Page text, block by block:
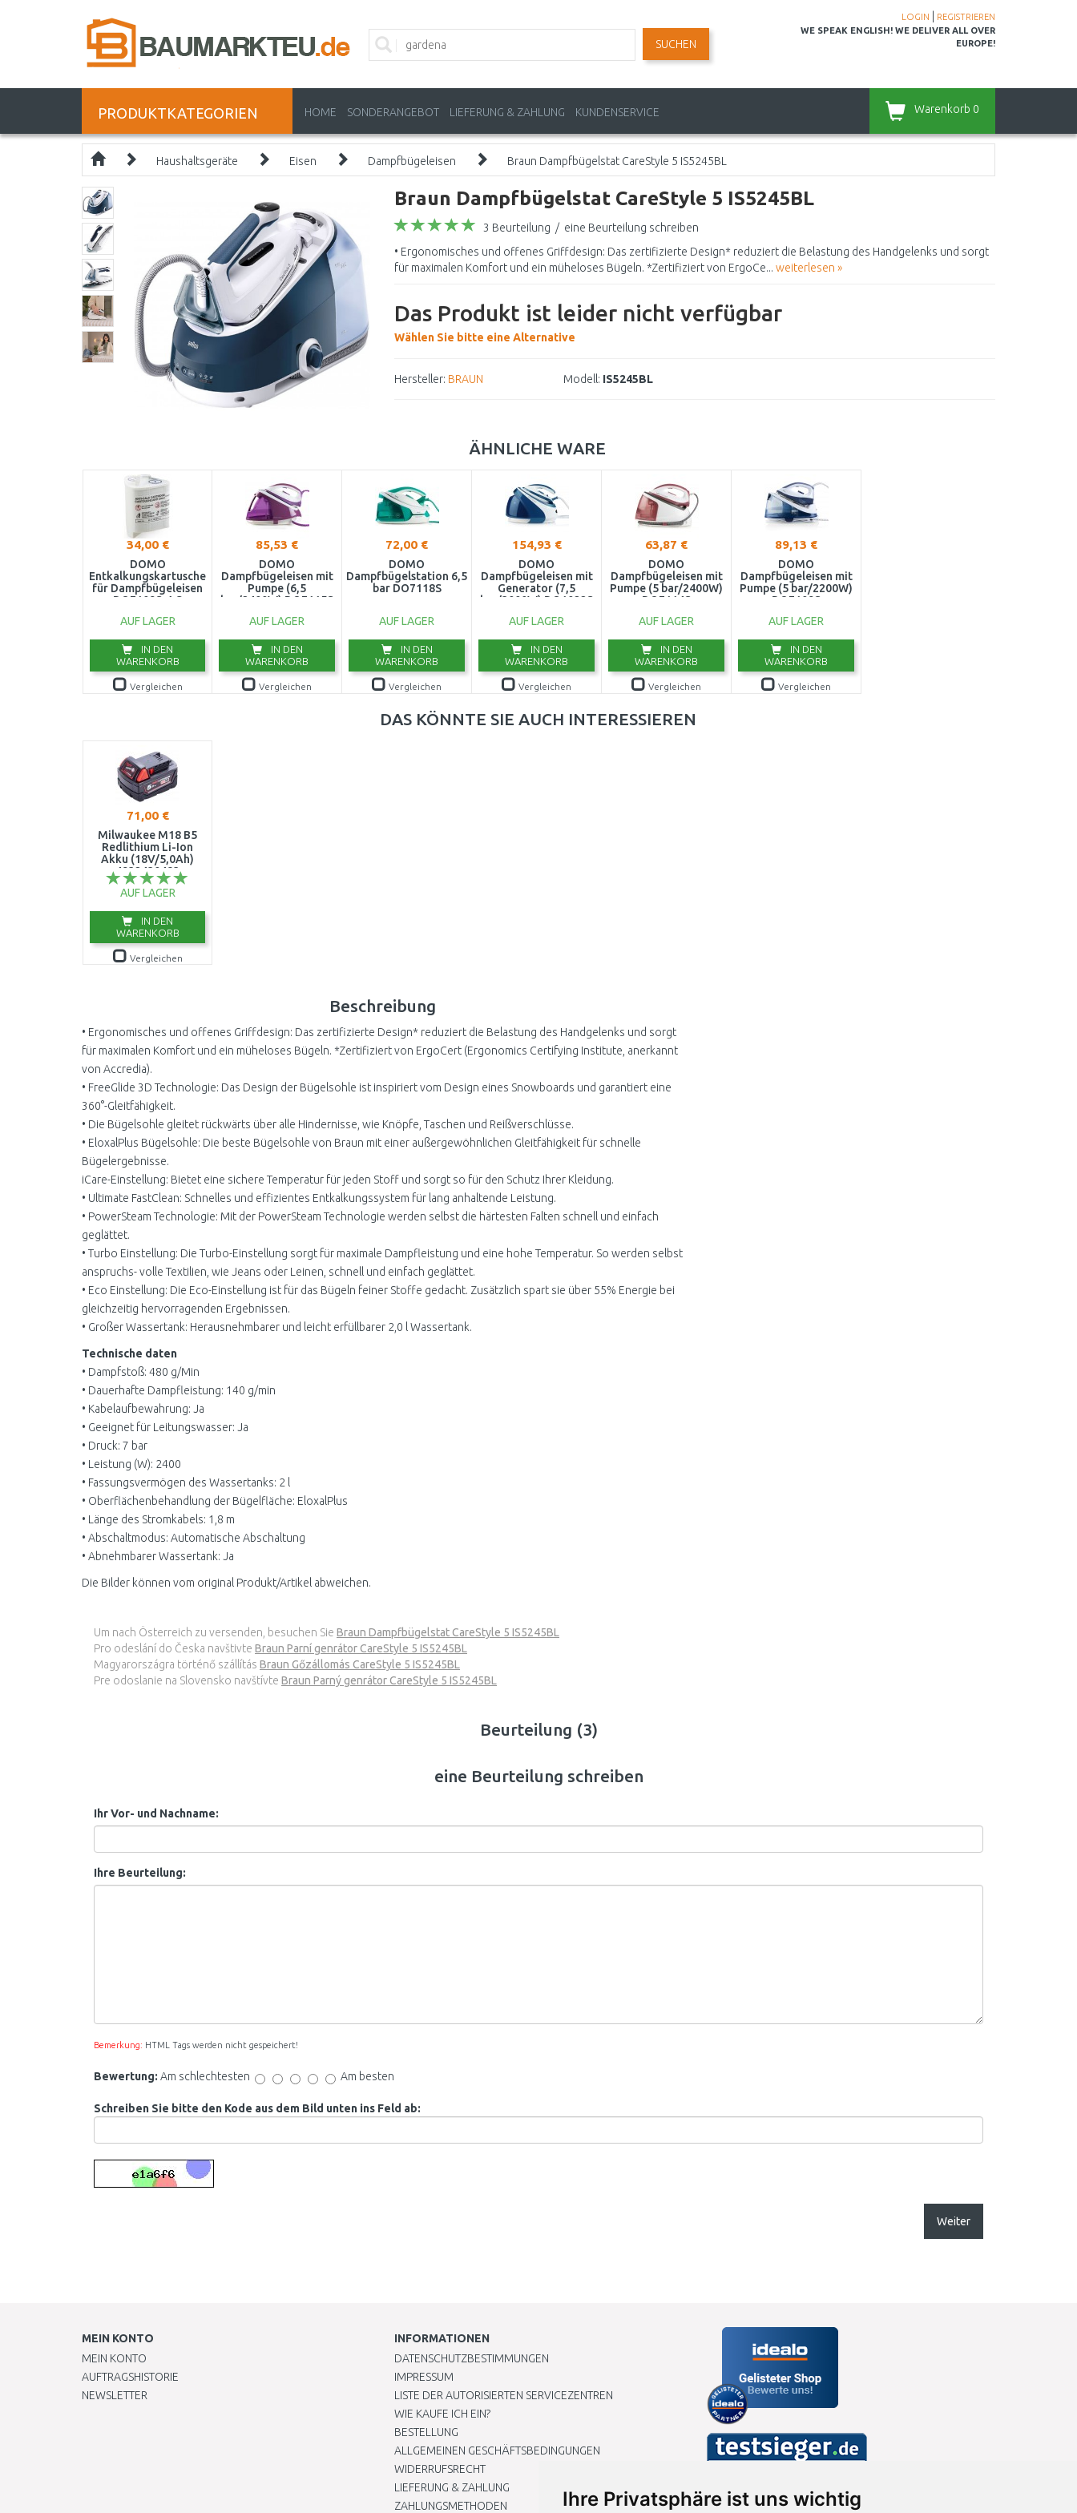
Ihre Privatsphäre ist uns wichtig
LOGIN
REGISTRIEREN
WE SPEAK ENGLISH! WE DELIVER ALL OVER
EUROPE!
SUCHEN
PRODUKTKATEGORIEN HOME SONDERANGEBOT LIEFERUNG & ZAHLUNG KUNDENSERVICE Warenkorb 0
Haushaltsgeräte Eisen Dampfbügeleisen Braun Dampfbügelstat CareStyle 5 IS5245BL
Braun Dampfbügelstat CareStyle 5 IS5245BL
3 Beurteilung / eine Beurteilung schreiben
• Ergonomisches und offenes Griffdesign: Das zertifizierte Design* reduziert die Belastung des Handgelenks und sorgt
für maximalen Komfort und ein müheloses Bügeln. *Zertifiziert von ErgoCe... weiterlesen »
Das Produkt ist leider nicht verfügbar
Wählen Sie bitte eine Alternative
Hersteller: BRAUN Modell: IS5245BL
ÄHNLICHE WARE
34,00 €
DOMO
Entkalkungskartusche
für Dampfbügeleisen
DO7109S-AC
AUF LAGER
IN DEN
WARENKORB
Vergleichen
85,53 €
DOMO
Dampfbügeleisen mit
Pumpe (6,5
bar/2400W) DO7115S
AUF LAGER
IN DEN
WARENKORB
Vergleichen
72,00 €
DOMO
Dampfbügelstation 6,5
bar DO7118S
AUF LAGER
IN DEN
WARENKORB
Vergleichen
154,93 €
DOMO
Dampfbügeleisen mit
Generator (7,5
bar/3000W) DO1022S
AUF LAGER
IN DEN
WARENKORB
Vergleichen
63,87 €
DOMO
Dampfbügeleisen mit
Pumpe (5 bar/2400W)
DO7114S
AUF LAGER
IN DEN
WARENKORB
Vergleichen
89,13 €
DOMO
Dampfbügeleisen mit
Pumpe (5 bar/2200W)
DO7109S
AUF LAGER
IN DEN
WARENKORB
Vergleichen
DAS KÖNNTE SIE AUCH INTERESSIEREN
71,00 €
Milwaukee M18 B5
Redlithium Li-Ion
Akku (18V/5,0Ah)
4932430483
AUF LAGER
IN DEN
WARENKORB
Vergleichen
Beschreibung
• Ergonomisches und offenes Griffdesign: Das zertifizierte Design* reduziert die Belastung des Handgelenks und sorgt
für maximalen Komfort und ein müheloses Bügeln. *Zertifiziert von ErgoCert (Ergonomics Certifying Institute, anerkannt
von Accredia).
• FreeGlide 3D Technologie: Das Design der Bügelsohle ist inspiriert vom Design eines Snowboards und garantiert eine
360°-Gleitfähigkeit.
• Die Bügelsohle gleitet rückwärts über alle Hindernisse, wie Knöpfe, Taschen und Reißverschlüsse.
• EloxalPlus Bügelsohle: Die beste Bügelsohle von Braun mit einer außergewöhnlichen Gleitfähigkeit für schnelle
Bügelergebnisse.
iCare-Einstellung: Bietet eine sichere Temperatur für jeden Stoff und sorgt so für den Schutz Ihrer Kleidung.
• Ultimate FastClean: Schnelles und effizientes Entkalkungssystem für lang anhaltende Leistung.
• PowerSteam Technologie: Mit der PowerSteam Technologie werden selbst die härtesten Falten schnell und einfach
geglättet.
• Turbo Einstellung: Die Turbo-Einstellung sorgt für maximale Dampfleistung und eine hohe Temperatur. So werden selbst
anspruchs- volle Textilien, wie Jeans oder Leinen, schnell und einfach geglättet.
• Eco Einstellung: Die Eco-Einstellung ist für das Bügeln feiner Stoffe gedacht. Zusätzlich spart sie über 55% Energie bei
gleichzeitig hervorragenden Ergebnissen.
• Großer Wassertank: Herausnehmbarer und leicht erfüllbarer 2,0 l Wassertank.
Technische daten
• Dampfstoß: 480 g/Min
• Dauerhafte Dampfleistung: 140 g/min
• Kabelaufbewahrung: Ja
• Geeignet für Leitungswasser: Ja
• Druck: 7 bar
• Leistung (W): 2400
• Fassungsvermögen des Wassertanks: 2 l
• Oberflächenbehandlung der Bügelfläche: EloxalPlus
• Länge des Stromkabels: 1,8 m
• Abschaltmodus: Automatische Abschaltung
• Abnehmbarer Wassertank: Ja
Die Bilder können vom original Produkt/Artikel abweichen.
Um nach Österreich zu versenden, besuchen Sie Braun Dampfbügelstat CareStyle 5 IS5245BL
Pro odeslání do Česka navštivte Braun Parní genrátor CareStyle 5 IS5245BL
Magyarországra történő szállítás Braun Gőzállomás CareStyle 5 IS5245BL
Pre odoslanie na Slovensko navštívte Braun Parný genrátor CareStyle 5 IS5245BL
Beurteilung (3)
eine Beurteilung schreiben
Ihr Vor- und Nachname:
Ihre Beurteilung:
Bemerkung: HTML Tags werden nicht gespeichert!
Bewertung: Am schlechtesten Am besten
Schreiben Sie bitte den Kode aus dem Bild unten ins Feld ab:
Weiter
MEIN KONTO
MEIN KONTO
AUFTRAGSHISTORIE
NEWSLETTER
INFORMATIONEN
DATENSCHUTZBESTIMMUNGEN
IMPRESSUM
LISTE DER AUTORISIERTEN SERVICEZENTREN
WIE KAUFE ICH EIN?
BESTELLUNG
ALLGEMEINEN GESCHÄFTSBEDINGUNGEN
WIDERRUFSRECHT
LIEFERUNG & ZAHLUNG
ZAHLUNGSMETHODEN